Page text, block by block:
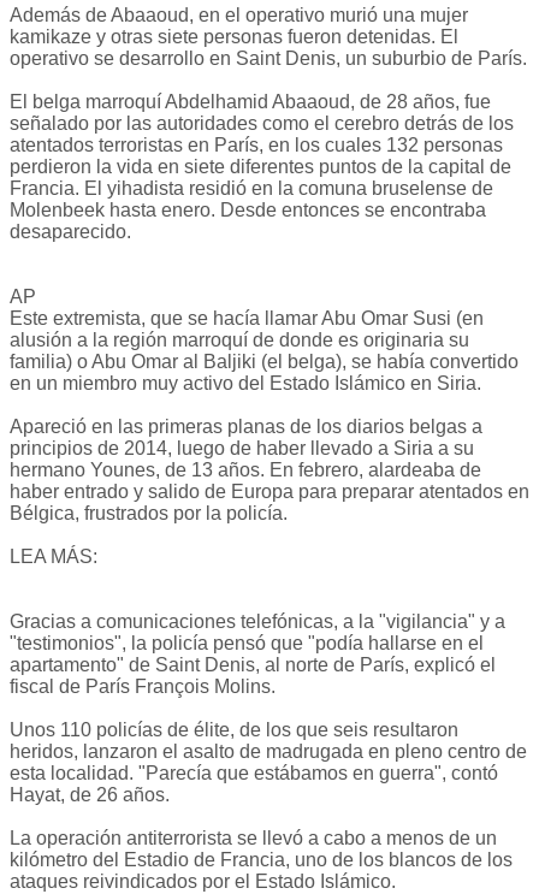
Además de Abaaoud, en el operativo murió una mujer
kamikaze y otras siete personas fueron detenidas. El
operativo se desarrollo en Saint Denis, un suburbio de París.
El belga marroquí Abdelhamid Abaaoud, de 28 años, fue
señalado por las autoridades como el cerebro detrás de los
atentados terroristas en París, en los cuales 132 personas
perdieron la vida en siete diferentes puntos de la capital de
Francia. El yihadista residió en la comuna bruselense de
Molenbeek hasta enero. Desde entonces se encontraba
desaparecido.
AP
Este extremista, que se hacía llamar Abu Omar Susi (en
alusión a la región marroquí de donde es originaria su
familia) o Abu Omar al Baljiki (el belga), se había convertido
en un miembro muy activo del Estado Islámico en Siria.
Apareció en las primeras planas de los diarios belgas a
principios de 2014, luego de haber llevado a Siria a su
hermano Younes, de 13 años. En febrero, alardeaba de
haber entrado y salido de Europa para preparar atentados en
Bélgica, frustrados por la policía.
LEA MÁS:
Gracias a comunicaciones telefónicas, a la "vigilancia" y a
"testimonios", la policía pensó que "podía hallarse en el
apartamento" de Saint Denis, al norte de París, explicó el
fiscal de París François Molins.
Unos 110 policías de élite, de los que seis resultaron
heridos, lanzaron el asalto de madrugada en pleno centro de
esta localidad. "Parecía que estábamos en guerra", contó
Hayat, de 26 años.
La operación antiterrorista se llevó a cabo a menos de un
kilómetro del Estadio de Francia, uno de los blancos de los
ataques reivindicados por el Estado Islámico.